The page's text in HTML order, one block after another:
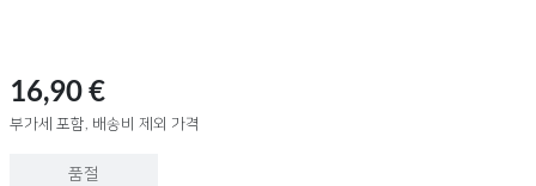
16,90 €
부가세 포함, 배송비 제외 가격
품절